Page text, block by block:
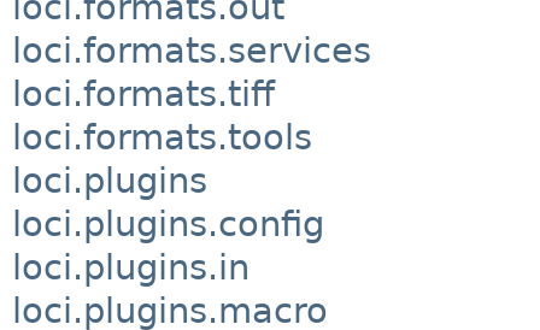
loci.formats.services
loci.formats.tiff
loci.formats.tools
loci.plugins
loci.plugins.config
loci.plugins.in
loci.plugins.macro